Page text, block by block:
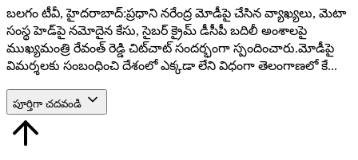
బలగం టీవీ, హైదరాబాద్:ప్రధాని నరేంద్ర మోడీపై చేసిన వ్యాఖ్యలు, మెటా
సంస్థ హెడ్‌పై నమోదైన కేసు, సైబర్ క్రైమ్ డీసీపీ బదిలీ అంశాలపై
ముఖ్యమంత్రి రేవంత్ రెడ్డి చిట్‌చాట్ సందర్భంగా స్పందించారు.మోడీపై
విమర్శలకు సంబంధించి దేశంలో ఎక్కడా లేని విధంగా తెలంగాణలో కే...
పూర్తిగా చదవండి